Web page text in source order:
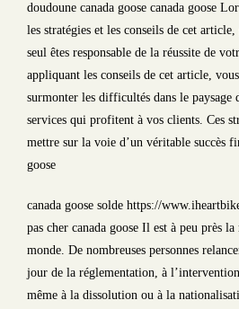
doudoune canada goose canada goose
les stratégies et les conseils de cet
seul êtes responsable de la réussite de
appliquant les conseils de cet article,
surmonter les difficultés dans le paysage
services qui profitent à vos clients. Ces
mettre sur la voie d’un véritable succès
goose
canada goose solde https://
pas cher canada goose Il est à peu près
monde. De nombreuses personnes
jour de la réglementation, à
même à la dissolution ou à la